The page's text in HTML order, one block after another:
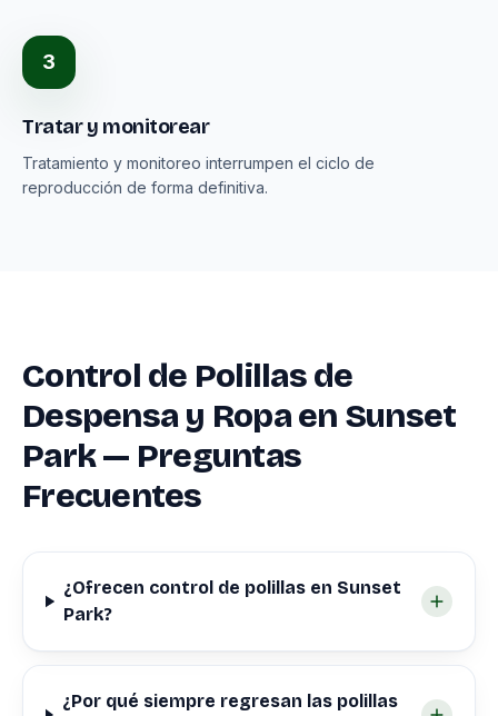
3
Tratar y monitorear
Tratamiento y monitoreo interrumpen el ciclo de
reproducción de forma definitiva.
Control de Polillas de
Despensa y Ropa en Sunset
Park — Preguntas
Frecuentes
¿Ofrecen control de polillas en Sunset
Park?
¿Por qué siempre regresan las polillas